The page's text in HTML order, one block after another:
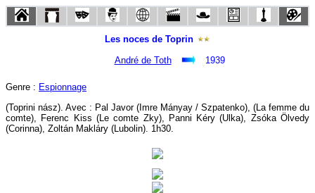
Les noces de Toprin
André de Toth
1939
Genre : Espionnage
(Toprini nász). Avec : Pal Javor (Imre Mányay / Szpatenko), (La femme du
comte), Ferenc Kiss (Le comte Zky), Panni Kéry (Ulka), Zsóka Ölvedy
(Corinna), Zoltán Makláry (Lubolin). 1h30.